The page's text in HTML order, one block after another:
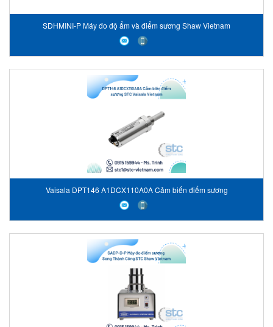
SDHMINI-P Máy đo độ ẩm và điểm sương Shaw Vietnam
Vaisala DPT146 A1DCX110A0A Cảm biến điểm sương